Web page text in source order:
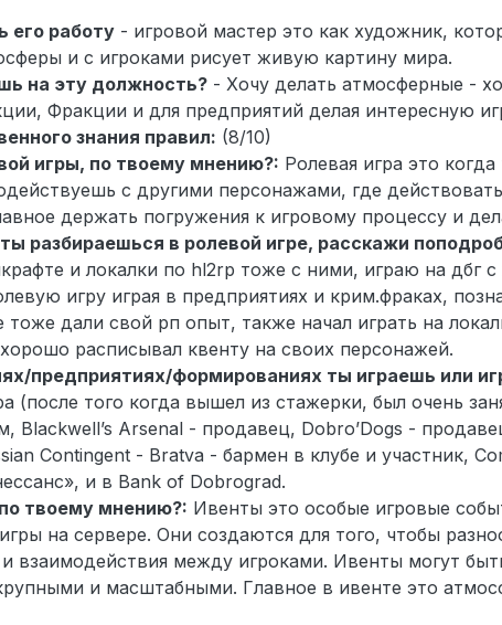
его работу - игровой мастер это как художник,
и с игроками рисует живую картину мира.
на эту должность? - Хочу делать атмосферные -
Фракции и для предприятий делая интересную
знания правил: (8/10)
игры, по твоему мнению?: Ролевая игра это
с другими персонажами, где
держать погружения к игровому процессу и
разбираешься в ролевой игре, расскажи
и локалки по hl2rp тоже с ними, играю на дбг с
игру играя в предприятиях и крим.фраках,
дали свой рп опыт, также начал играть на
расписывал квенту на своих персонажей.
предприятиях/формированиях ты играешь или
(после того когда вышел из стажерки, был очень
Blackwell’s Arsenal - продавец, Dobro’Dogs -
Contingent - Bratva - бармен в клубе и участник,
и в Bank of Dobrograd.
твоему мнению?: Ивенты это особые игровые
на сервере. Они создаются для того, чтобы
взаимодействия между игроками. Ивенты могут
и масштабными. Главное в ивенте это